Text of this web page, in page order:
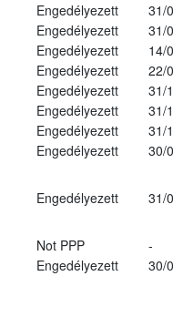
Engedélyezett
31/
Engedélyezett
31/
Engedélyezett
14/
Engedélyezett
22/
Engedélyezett
31/
Engedélyezett
31/
Engedélyezett
31/
Engedélyezett
30/
Engedélyezett 31/
Not PPP
-
Engedélyezett
30/